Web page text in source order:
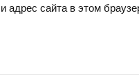
адрес сайта в этом